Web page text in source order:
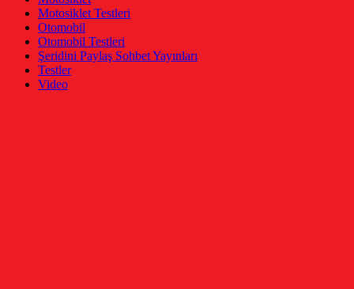
Motosiklet Testleri
Otomobil
Otomobil Testleri
Şeridini Paylaş Sohbet Yayınları
Testler
Video